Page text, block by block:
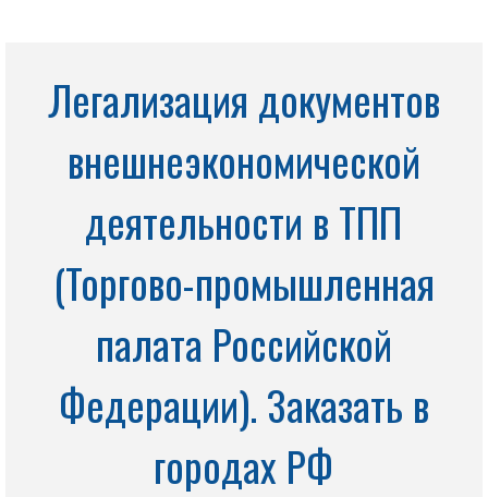
Легализация документов
внешнеэкономической
деятельности в ТПП
(Торгово-промышленная
палата Российской
Федерации). Заказать в
городах РФ